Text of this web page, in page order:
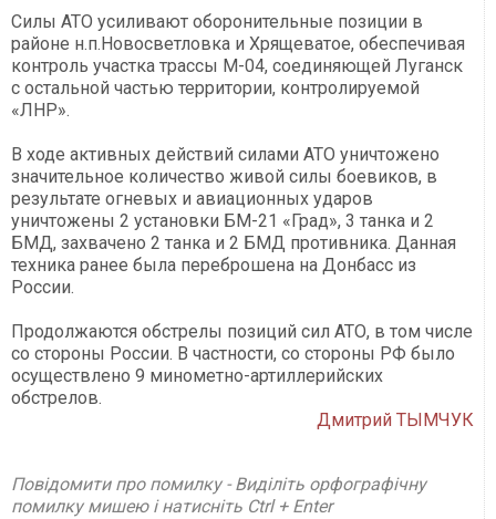
Силы АТО усиливают оборонительные позиции в
районе н.п.Новосветловка и Хрящеватое, обеспечивая
контроль участка трассы М-04, соединяющей Луганск
с остальной частью территории, контролируемой
«ЛНР».
В ходе активных действий силами АТО уничтожено
значительное количество живой силы боевиков, в
результате огневых и авиационных ударов
уничтожены 2 установки БМ-21 «Град», 3 танка и 2
БМД, захвачено 2 танка и 2 БМД противника. Данная
техника ранее была переброшена на Донбасс из
России.
Продолжаются обстрелы позиций сил АТО, в том числе
со стороны России. В частности, со стороны РФ было
осуществлено 9 минометно-артиллерийских
обстрелов.
Дмитрий ТЫМЧУК
Повідомити про помилку - Виділіть орфографічну
помилку мишею і натисніть Ctrl + Enter